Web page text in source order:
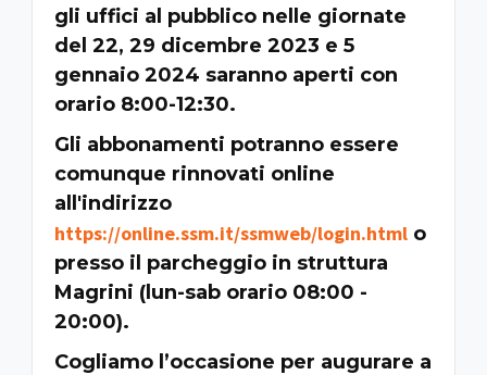
gli uffici al pubblico nelle giornate
del 22, 29 dicembre 2023 e 5
gennaio 2024 saranno aperti con
orario 8:00-12:30.
Gli abbonamenti potranno essere
comunque rinnovati online
all'indirizzo
https://online.ssm.it/ssmweb/login.html o
presso il parcheggio in struttura
Magrini (lun-sab orario 08:00 -
20:00).
Cogliamo l’occasione per augurare a